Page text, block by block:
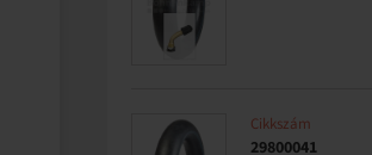
Cikkszám
29800041